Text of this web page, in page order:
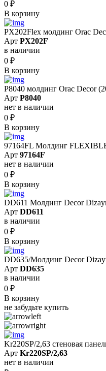
0 ₽
В корзину
PX202Flex молдинг Orac
Арт PX202F
в наличии
0 ₽
В корзину
P8040 молдинг Orac Decor
Арт P8040
нет в наличии
0 ₽
В корзину
97164FL Молдинг
Арт 97164F
нет в наличии
0 ₽
В корзину
DD611 Молдинг Decor
Арт DD611
в наличии
0 ₽
В корзину
DD635/Молдинг Decor
Арт DD635
в наличии
0 ₽
В корзину
не забудьте купить
Kr220SP/2,63 cтеновая
Арт Kr220SP/2,63
нет в наличии